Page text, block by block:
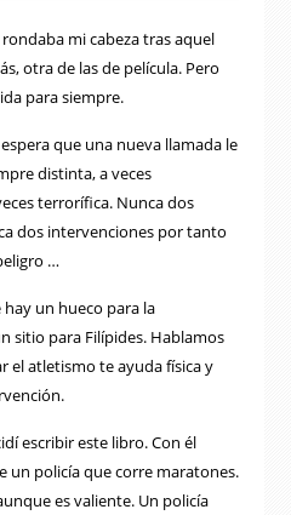
mi cabeza tras aquel
otra de las de película. Pero
para siempre.
que una nueva llamada le
distinta, a veces
terrorífica. Nunca dos
dos intervenciones por tanto
…
un hueco para la
sitio para Filípides. Hablamos
el atletismo te ayuda física y
escribir este libro. Con él
policía que corre maratones.
es valiente. Un policía